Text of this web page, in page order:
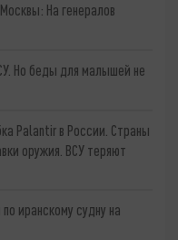
На генералов
Но беды для малышей не
Palantir в России. Страны
оружия. ВСУ теряют
иранскому судну на